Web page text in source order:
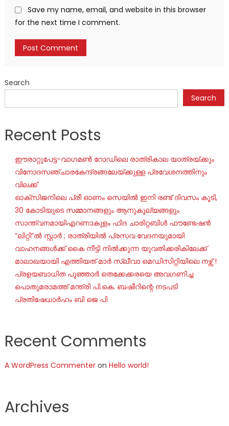
Save my name, email, and website in this browser
for the next time I comment.
Search
Search
Recent Posts
ഈരാറ്റുപേട്ട-വാഗമൺ റോഡിലെ രാത്രികാല യാത്രയ്ക്കും
വിനോദസഞ്ചാരകേന്ദ്രങ്ങലേയ്ക്കുള്ള പ്രവേശനത്തിനും
വിലക്ക്
ഓക്‌സിജനിലെ പ്രീ ഓണം സെയില്‍ ഇനി രണ്ട് ദിവസം കൂടി,
30 കോടിയുടെ സമ്മാനങ്ങളും ആനുകൂല്യങ്ങളും
സാന്ത്വനമായിഎറണാകുളം ഫിദ ചാരിറ്റബിൾ ഫൗണ്ടേഷൻ
“ലിറ്റി”ൽ സ്റ്റാർ ; രാത്രിയിൽ പ്രസവ വേദനയുമായി
വാഹനങ്ങൾക്ക് കൈ നീട്ടി നിൽക്കുന്ന യുവതിക്കരികിലേക്ക്
മാലാഖയായി എത്തിയത് മാർ സ്ലീവാ മെഡിസിറ്റിയിലെ നഴ്സ് !
പ്രളയബാധിത പൂഞ്ഞാർ തെക്കേക്കരയെ അവഗണിച്ച
പൊതുമരാമത്ത് മന്ത്രി പി.കെ. ബഷീറിന്റെ നടപടി
പ്രതിഷേധാർഹം ബി ജെ പി
Recent Comments
A WordPress Commenteron Hello world!
Archives